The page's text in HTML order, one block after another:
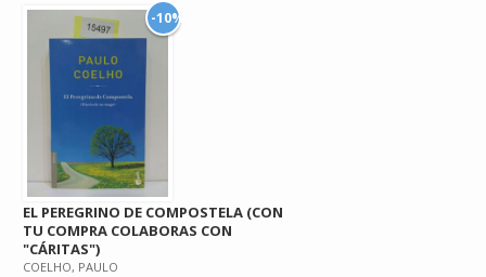
-10%
EL PEREGRINO DE COMPOSTELA (CON
TU COMPRA COLABORAS CON
"CÁRITAS")
COELHO, PAULO